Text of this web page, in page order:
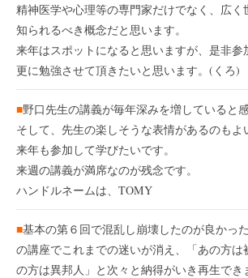
精神医学や心理等の専門家だけでなく、広く
知られるべき概念だと思います。
来年はスポットになると思いますが、是非参
更に勉強させて頂きたいと思います。(くろ)
■野口先生の講義が毎年深みを増していると感
そして、先生の楽しそうな表情があるのもよ
来年も参加して学びたいです。
来週の講義が満席なのが残念です。
ハンドルネームは、TOMY
■基本の第６回で混乱し崩壊したのが良かっ
の講座でこれまでの迷いが消え、「あの方は
の方は異邦人」と次々と納得がいき再生でき